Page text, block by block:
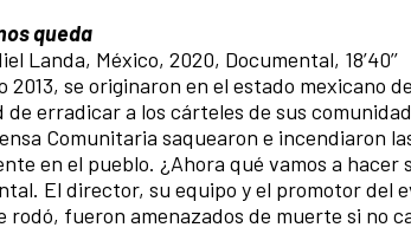
queda
Landa, México, 2020, Documental, 18’40’’
2013, se originaron en el estado mexicano
de erradicar a los cárteles de sus
Comunitaria saquearon e incendiaron
en el pueblo. ¿Ahora qué vamos a
El director, su equipo y el promotor del
rodó, fueron amenazados de muerte si no